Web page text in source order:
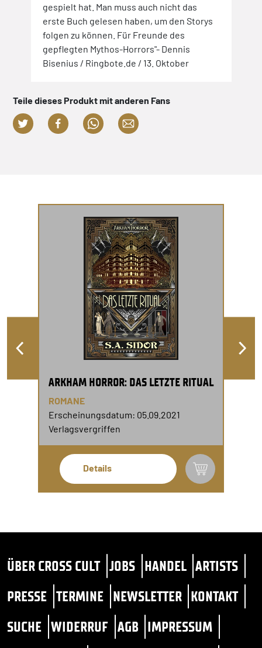
gespielt hat. Man muss auch nicht das
erste Buch gelesen haben, um den Storys
folgen zu können. Für Freunde des
gepflegten Mythos-Horrors"- Dennis
Bisenius / Ringbote.de / 13. Oktober
Teile dieses Produkt mit anderen Fans
ARKHAM HORROR: DAS LETZTE RITUAL
ROMANE
Erscheinungsdatum: 05.09.2021
Verlagsvergriffen
Details
ÜBER CROSS CULT JOBS HANDEL ARTISTS
PRESSE TERMINE NEWSLETTER KONTAKT
SUCHE WIDERRUF AGB IMPRESSUM